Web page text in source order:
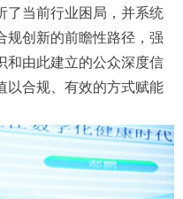
了当前行业困局，并系统
规创新的前瞻性路径，强
和由此建立的公众深度信
以合规、有效的方式赋能